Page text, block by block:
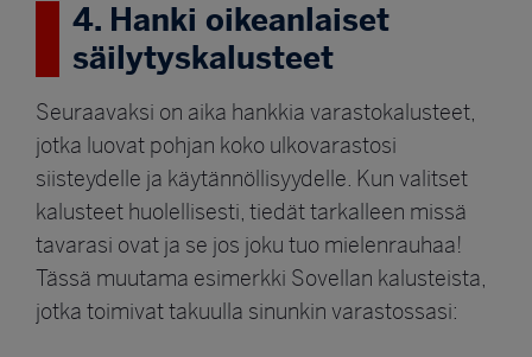
4. Hanki oikeanlaiset
säilytyskalusteet
Seuraavaksi on aika hankkia varastokalusteet,
jotka luovat pohjan koko ulkovarastosi
siisteydelle ja käytännöllisyydelle. Kun valitset
kalusteet huolellisesti, tiedät tarkalleen missä
tavarasi ovat ja se jos joku tuo mielenrauhaa!
Tässä muutama esimerkki Sovellan kalusteista,
jotka toimivat takuulla sinunkin varastossasi: